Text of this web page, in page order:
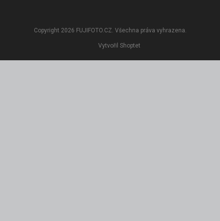
Vytvořil Shoptet
Copyright 2026 FUJIFOTO.CZ. Všechna práva vyhrazena.